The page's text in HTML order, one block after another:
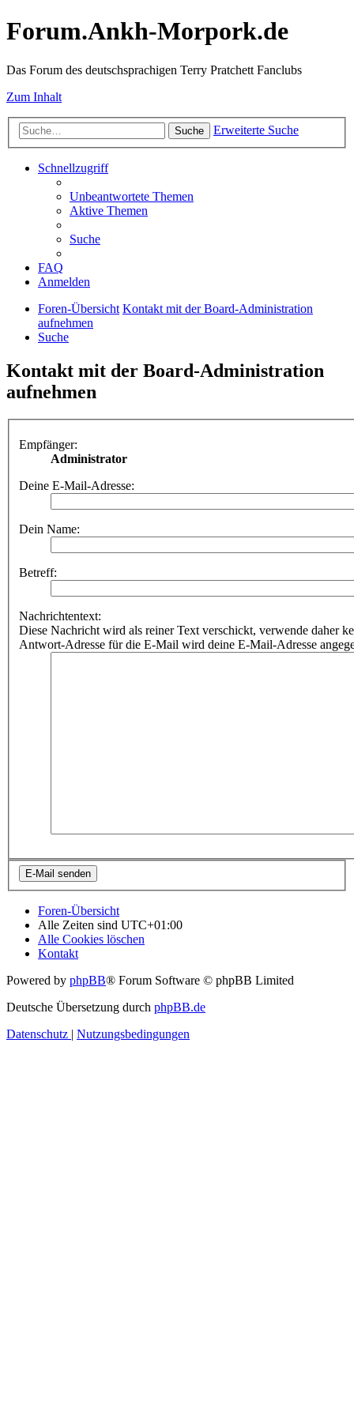
Forum.Ankh-Morpork.de
Das Forum des deutschsprachigen Terry Pratchett Fanclubs
Zum Inhalt
Suche Erweiterte Suche
Schnellzugriff
Unbeantwortete Themen
Aktive Themen
Suche
FAQ
Anmelden
Foren-Übersicht Kontakt mit der Board-Administration
aufnehmen
Suche
Kontakt mit der Board-Administration
aufnehmen
Empfänger:
Administrator
Deine E-Mail-Adresse:
Dein Name:
Betreff:
Nachrichtentext:
Diese Nachricht wird als reiner Text verschickt, verwende daher
Antwort-Adresse für die E-Mail wird deine E-Mail-Adresse
Foren-Übersicht
Alle Zeiten sind UTC+01:00
Alle Cookies löschen
Kontakt
Powered by phpBB® Forum Software © phpBB Limited
Deutsche Übersetzung durch phpBB.de
Datenschutz
Nutzungsbedingungen